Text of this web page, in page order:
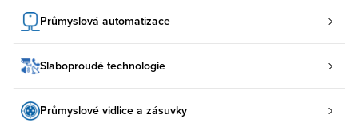
Průmyslová automatizace
Slaboproudé technologie
Průmyslové vidlice a zásuvky